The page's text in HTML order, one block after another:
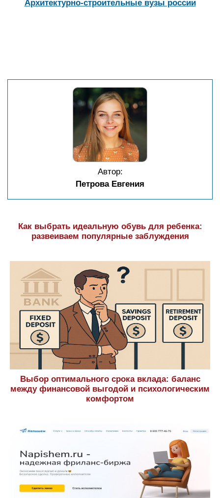
Архитектурно-строительные вузы россии
Автор:
Петрова Евгения
Как выбрать идеальную обувь для ребенка:
развеиваем популярные заблуждения
Выбор оптимального срока вклада: баланс
между финансовой выгодой и психологическим
комфортом